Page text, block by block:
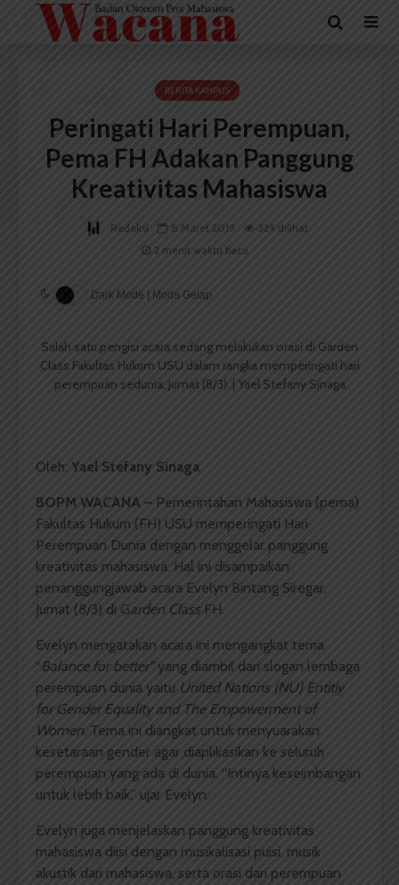
BERITA KAMPUS
Peringati Hari Perempuan,
Pema FH Adakan Panggung
Kreativitas Mahasiswa
Redaksi 8 Maret 2019
329 dilihat
2 menit waktu baca
Dark Mode | Moda Gelap
Salah satu pengisi acara sedang melakukan orasi di Garden
Class Fakultas Hukum USU dalam rangka memperingati hari
perempuan sedunia, Jumat (8/3). | Yael Stefany Sinaga
Oleh: Yael Stefany Sinaga
BOPM WACANA – Pemerintahan Mahasiswa (pema)
Fakultas Hukum (FH) USU memperingati Hari
Perempuan Dunia dengan menggelar panggung
kreativitas mahasiswa. Hal ini disampaikan
penanggungjawab acara Evelyn Bintang Siregar,
Jumat (8/3) di Garden Class FH.
Evelyn mengatakan acara ini mengangkat tema
“Balance for better”yang diambil dari slogan lembaga
perempuan dunia yaitu United Nations (NU) Entitiy
for Gender Equality and The Empowerment of
Women. Tema ini diangkat untuk menyuarakan
kesetaraan gender agar diaplikasikan ke seluruh
perempuan yang ada di dunia. “Intinya keseimbangan
untuk lebih baik,” ujar Evelyn.
Evelyn juga menjelaskan panggung kreativitas
mahasiswa diisi dengan musikalisasi puisi, musik
akustik dari mahasiswa, serta orasi dari perempuan